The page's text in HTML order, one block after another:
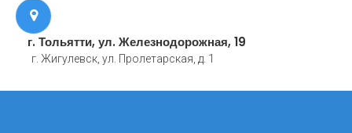
г. Тольятти, ул. Железнодорожная, 19
г. Жигулевск, ул. Пролетарская, д. 1